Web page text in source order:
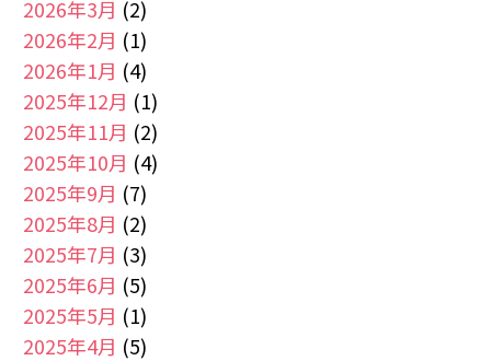
2026年3月 (2)
2026年2月 (1)
2026年1月 (4)
2025年12月 (1)
2025年11月 (2)
2025年10月 (4)
2025年9月 (7)
2025年8月 (2)
2025年7月 (3)
2025年6月 (5)
2025年5月 (1)
2025年4月 (5)